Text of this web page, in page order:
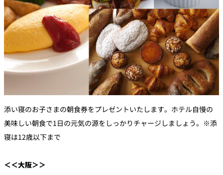
添い寝のお子さまの朝食券をプレゼントいたします。ホテル自慢の
美味しい朝食で1日の元気の源をしっかりチャージしましょう。※添
寝は12歳以下まで
＜＜大阪＞＞